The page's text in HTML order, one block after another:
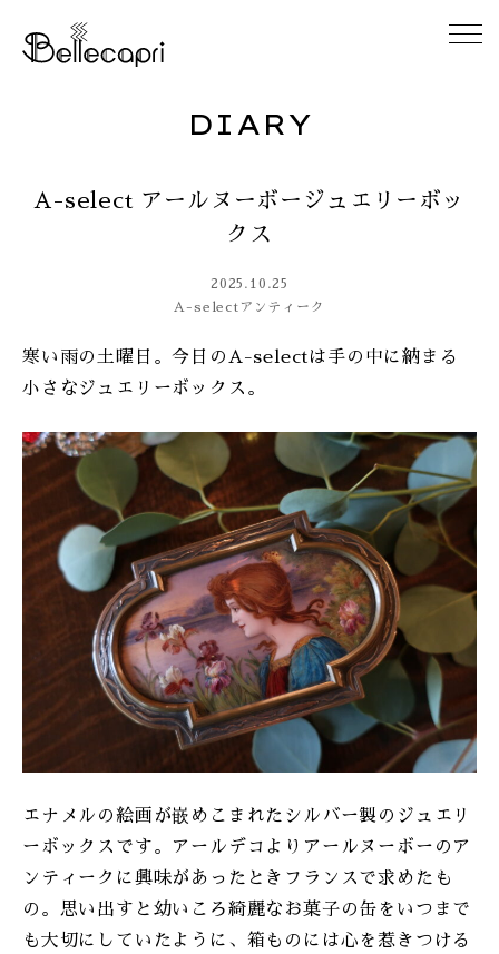
ACCESS
DIARY
CONTACT
ONLINE SHOP
DIARY
A-select アールヌーボージュエリーボッ
クス
2025.10.25
A-select アンティーク
寒い雨の土曜日。今日のA-selectは手の中に納まる
小さなジュエリーボックス。
エナメルの絵画が嵌めこまれたシルバー製のジュエリ
ーボックスです。アールデコよりアールヌーボーのア
ンティークに興味があったときフランスで求めたも
の。思い出すと幼いころ綺麗なお菓子の缶をいつまで
も大切にしていたように、箱ものには心を惹きつける